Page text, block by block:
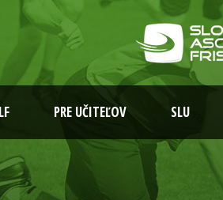
PRE UČITEĽOV SLU